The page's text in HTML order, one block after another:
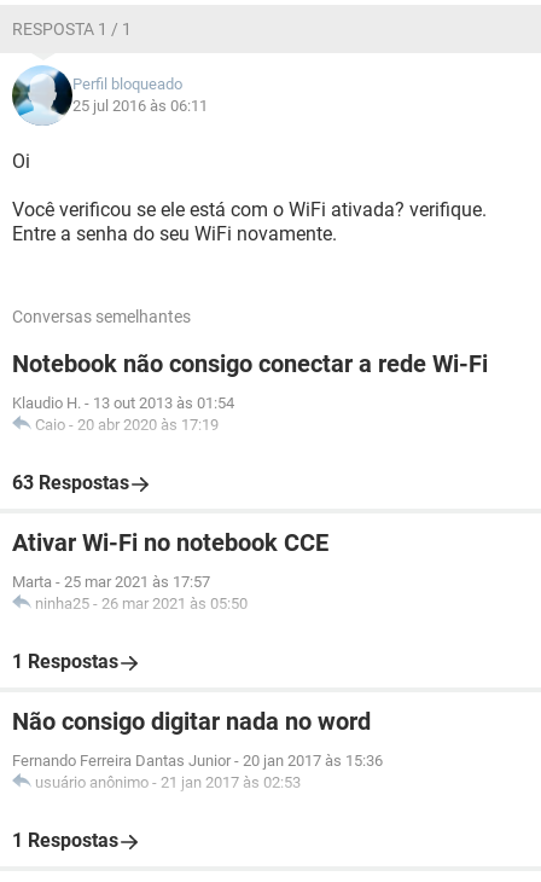
RESPOSTA 1 / 1
Perfil bloqueado
25 jul 2016 às 06:11
Oi
Você verificou se ele está com o WiFi ativada? verifique.
Entre a senha do seu WiFi novamente.
Conversas semelhantes
Notebook não consigo conectar a rede Wi-Fi
Klaudio H. - 13 out 2013 às 01:54
Caio - 20 abr 2020 às 17:19
63 Respostas
Ativar Wi-Fi no notebook CCE
Marta - 25 mar 2021 às 17:57
ninha25 - 26 mar 2021 às 05:50
1 Respostas
Não consigo digitar nada no word
Fernando Ferreira Dantas Junior - 20 jan 2017 às 15:36
usuário anônimo - 21 jan 2017 às 02:53
1 Respostas